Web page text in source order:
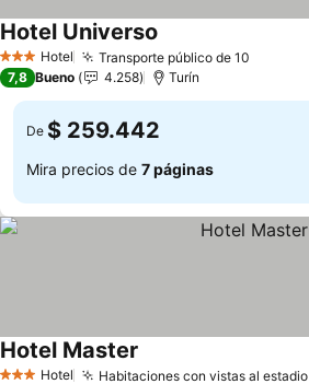
3 Estrellas
Hotel Transporte público de 10
Hotel Universo
7,8 Bueno 4.258 Turín
De $ 259.442
Mira precios de 7 páginas
Hotel Habitaciones con vistas al estadio
Hotel Master